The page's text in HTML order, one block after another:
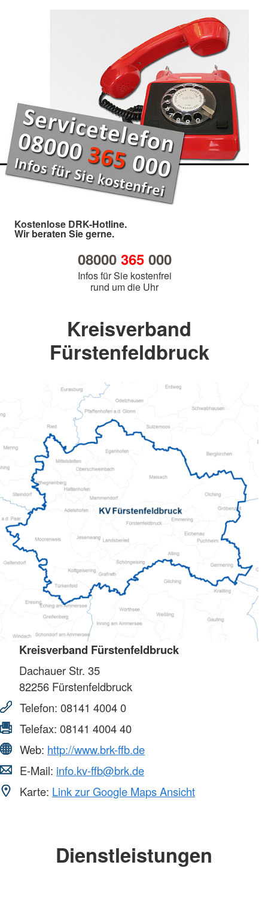
Kostenlose DRK-Hotline.
Wir beraten Sie gerne.
08000 365000
Infos für Sie kostenfrei
rund um die Uhr
Kreisverband
Fürstenfeldbruck
Kreisverband Fürstenfeldbruck
Dachauer Str. 35
82256 Fürstenfeldbruck
Telefon: 08141 4004 0
Telefax: 08141 4004 40
Web: http://www.brk-ffb.de
E-Mail: info.kv-ffb@brk.de
Karte: Link zur Google Maps Ansicht
Dienstleistungen